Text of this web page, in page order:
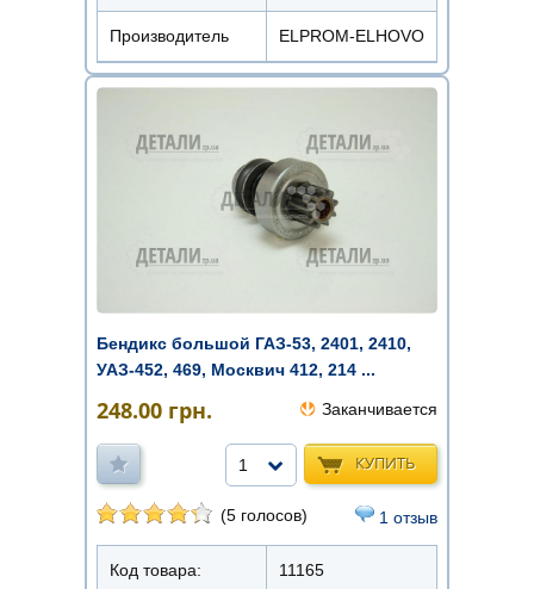
Производитель ELPROM-ELHOVO
Бендикс большой ГАЗ-53, 2401, 2410,
УАЗ-452, 469, Москвич 412, 214 ...
248.00 грн. Заканчивается
КУПИТЬ
1
(5 голосов) 1 отзыв
Код товара: 11165